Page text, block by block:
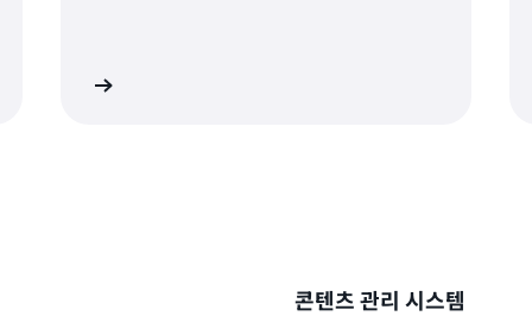
콘텐츠 관리 시스템